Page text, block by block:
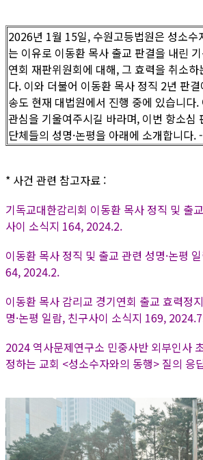
2026년 1월 15일, 수원고등법원은 성소수
는 이유로 이동환 목사 출교 판결을 내린
연회 재판위원회에 대해, 그 효력을 취소
다. 이와 더불어 이동환 목사 정직 2년 판
송도 현재 대법원에서 진행 중에 있습니다
관심을 기울여주시길 바라며, 이번 항소심
단체들의 성명·논평을 아래에 소개합니다.
* 사건 관련 참고자료 :
기독교대한감리회 이동환 목사 정직 및 출
사이 소식지 164, 2024.2.
이동환 목사 정직 및 출교 관련 성명·논평
64, 2024.2.
이동환 목사 감리교 경기연회 출교 효력정
명·논평 일람, 친구사이 소식지 169,
2024 역사문제연구소 민중사반 외부인사
정하는 교회 <성소수자와의 동행> 질의 응